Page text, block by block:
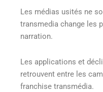
Les médias usités ne
transmedia change les
narration.
Les applications et
retrouvent entre les
franchise transmédia.